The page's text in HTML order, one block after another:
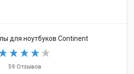
для ноутбуков Continent
59 Отзывов